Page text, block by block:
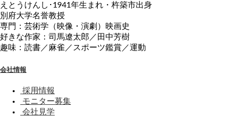
えとうけんし･1941年生まれ・杵築市出身
別府大学名誉教授
専門：芸術学（映像・演劇）映画史
好きな作家：司馬遼太郎／田中芳樹
趣味：読書／麻雀／スポーツ鑑賞／運動
会社情報
採用情報
モニター募集
会社見学